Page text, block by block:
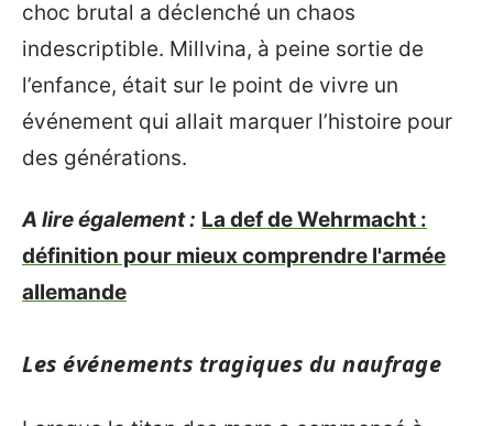
choc brutal a déclenché un chaos
indescriptible. Millvina, à peine sortie de
l’enfance, était sur le point de vivre un
événement qui allait marquer l’histoire pour
des générations.
A lire également : La def de Wehrmacht :
définition pour mieux comprendre l'armée
allemande
Les événements tragiques du naufrage